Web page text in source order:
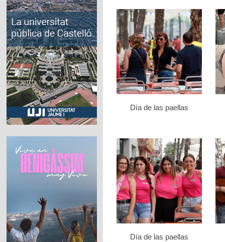
Día de las paellas
Día de las paellas